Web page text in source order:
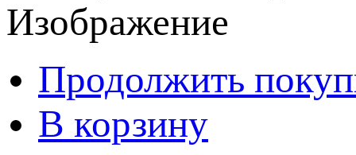
Изображение
Продолжить
В корзину